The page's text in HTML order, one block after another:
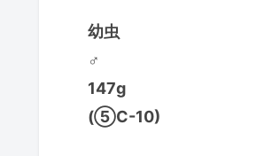
幼虫
♂
147g
(⑤C-10)